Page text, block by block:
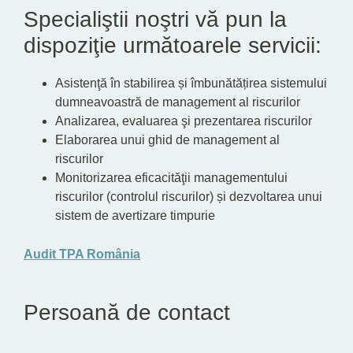
Specialiştii noştri vă pun la
dispoziţie următoarele servicii:
Asistenţă în stabilirea și îmbunătățirea sistemului
dumneavoastră de management al riscurilor
Analizarea, evaluarea şi prezentarea riscurilor
Elaborarea unui ghid de management al
riscurilor
Monitorizarea eficacităţii managementului
riscurilor (controlul riscurilor) și dezvoltarea unui
sistem de avertizare timpurie
Audit TPA România
Persoană de contact